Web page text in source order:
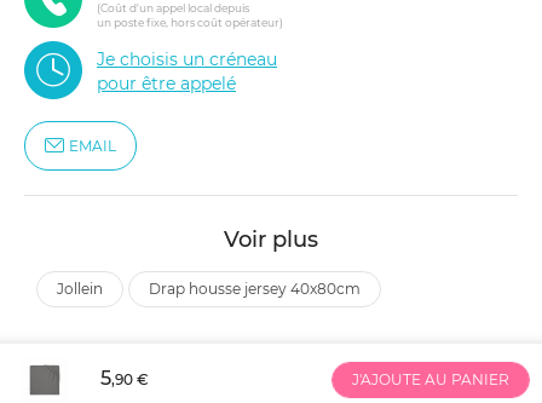
(Coût d'un appel local depuis
un poste fixe, hors coût opérateur)
Je choisis un créneau
pour être appelé
EMAIL
Voir plus
jollein drap housse jersey 40x80cm
5,90 € J'AJOUTE AU PANIER